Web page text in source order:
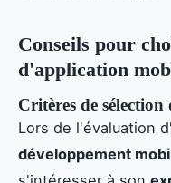
Conseils pour
d'application
Critères de sélection
Lors de l'évaluation
développement